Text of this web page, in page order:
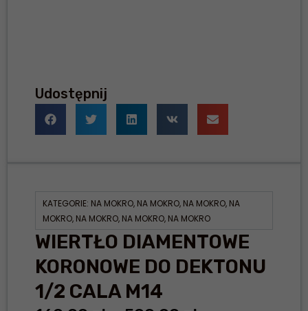
Udostępnij
KATEGORIE: NA MOKRO, NA MOKRO, NA MOKRO, NA
MOKRO, NA MOKRO, NA MOKRO, NA MOKRO
WIERTŁO DIAMENTOWE
KORONOWE DO DEKTONU
1/2 CALA M14